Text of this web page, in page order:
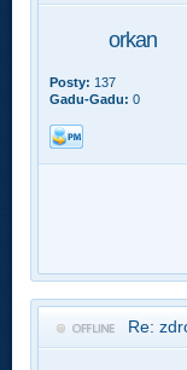
orkan
Posty: 137
Gadu-Gadu: 0
Re: